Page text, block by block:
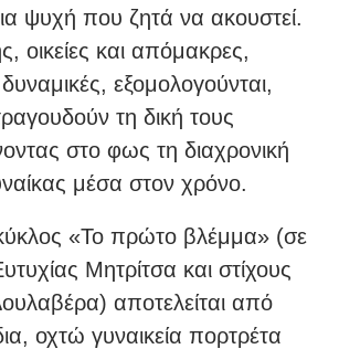
ψυχή που ζητά να ακουστεί.
οικείες και απόμακρες,
εξομολογούνται,
τη δική τους
στο φως τη διαχρονική
μέσα στον χρόνο.
«Το πρώτο βλέμμα» (σε
Μητρίτσα και στίχους
αποτελείται από
οχτώ γυναικεία πορτρέτα